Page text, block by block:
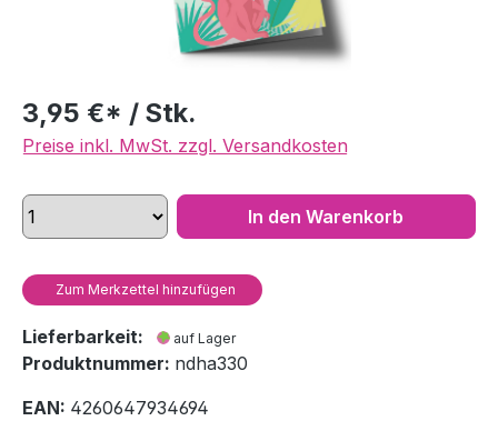
3,95 €* / Stk.
Preise inkl. MwSt. zzgl. Versandkosten
In den Warenkorb
Zum Merkzettel hinzufügen
Lieferbarkeit: auf Lager
Produktnummer: ndha330
EAN: 4260647934694